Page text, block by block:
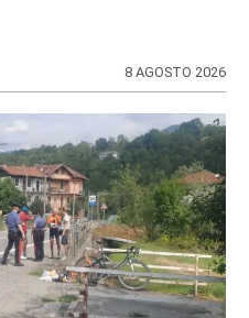
8 AGOSTO 2026